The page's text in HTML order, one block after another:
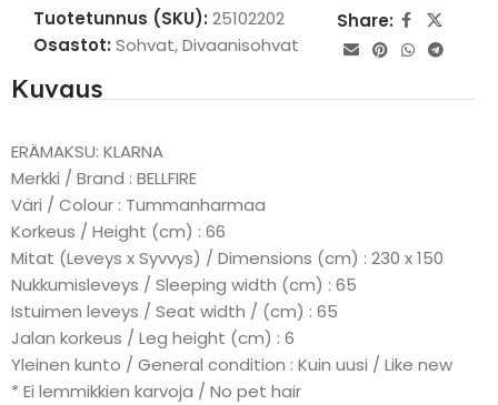
Tuotetunnus (SKU): 25102202
Osastot: Sohvat,Divaanisohvat
Share:
Kuvaus
ERÄMAKSU: KLARNA
Merkki / Brand : BELLFIRE
Väri / Colour : Tummanharmaa
Korkeus / Height (cm) : 66
Mitat (Leveys x Syvvys) / Dimensions (cm) : 230 x 150
Nukkumisleveys / Sleeping width (cm) : 65
Istuimen leveys / Seat width / (cm) : 65
Jalan korkeus / Leg height (cm) : 6
Yleinen kunto / General condition : Kuin uusi / Like new
* Ei lemmikkien karvoja / No pet hair